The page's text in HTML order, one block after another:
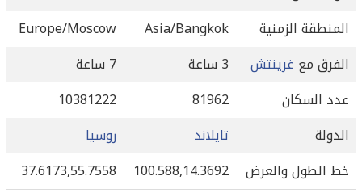
المنطقة الزمنية
Asia/Bangkok
Europe/Moscow
الفرق مع غرينتش 3 ساعة
7 ساعة
عدد السكان
81962
10381222
الدولة
تايلاند
روسيا
خط الطول والعرض
100.588,14.3692
37.6173,55.7558